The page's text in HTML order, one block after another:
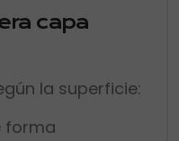
capa
la superficie:
forma